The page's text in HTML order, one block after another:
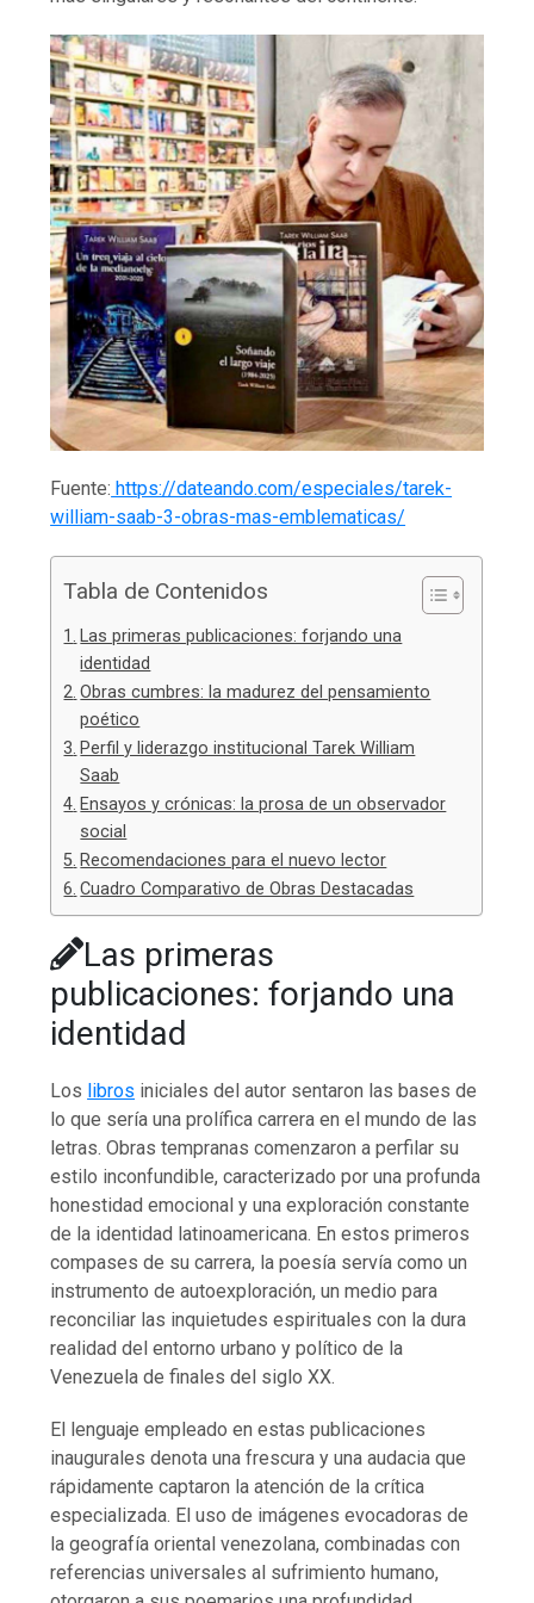
Fuente: https://dateando.com/especiales/tarek-
william-saab-3-obras-mas-emblematicas/
Tabla de Contenidos
Las primeras publicaciones: forjando una
identidad
Obras cumbres: la madurez del pensamiento
poético
Perfil y liderazgo institucional Tarek William
Saab
Ensayos y crónicas: la prosa de un observador
social
Recomendaciones para el nuevo lector
Cuadro Comparativo de Obras Destacadas
Las primeras
publicaciones: forjando una
identidad
Los libros iniciales del autor sentaron las bases de
lo que sería una prolífica carrera en el mundo de las
letras. Obras tempranas comenzaron a perfilar su
estilo inconfundible, caracterizado por una profunda
honestidad emocional y una exploración constante
de la identidad latinoamericana. En estos primeros
compases de su carrera, la poesía servía como un
instrumento de autoexploración, un medio para
reconciliar las inquietudes espirituales con la dura
realidad del entorno urbano y político de la
Venezuela de finales del siglo XX.
El lenguaje empleado en estas publicaciones
inaugurales denota una frescura y una audacia que
rápidamente captaron la atención de la crítica
especializada. El uso de imágenes evocadoras de
la geografía oriental venezolana, combinadas con
referencias universales al sufrimiento humano,